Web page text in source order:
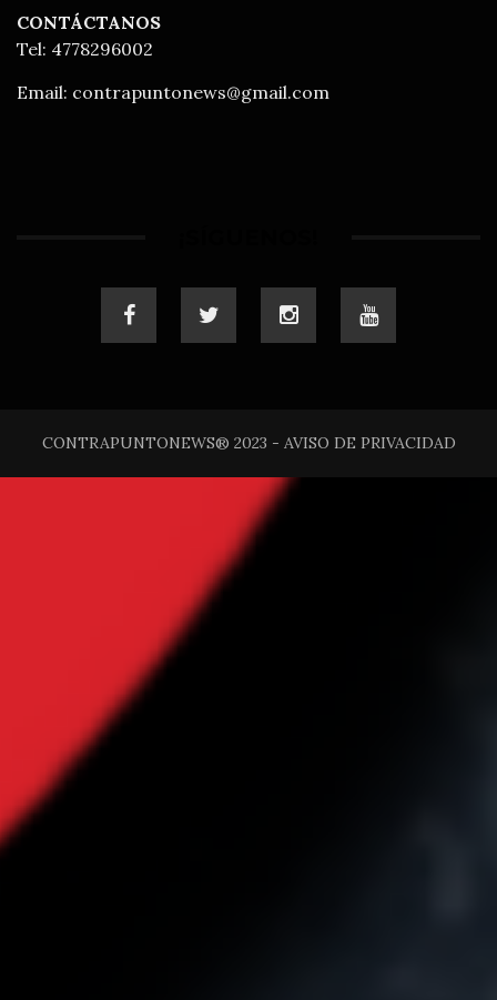
CONTÁCTANOS
Tel: 4778296002
Email: contrapuntonews@gmail.com
CONTRAPUNTONEWS® 2023 - AVISO DE PRIVACIDAD